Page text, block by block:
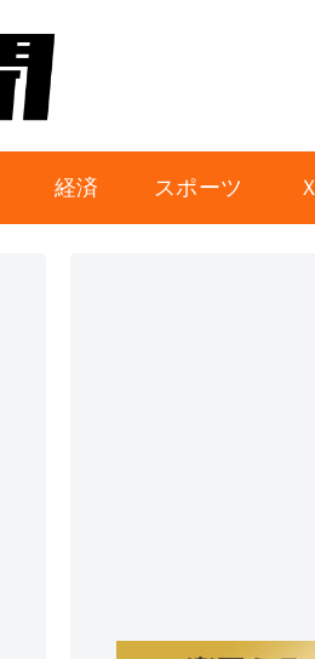
経済 スポーツ Ｘ